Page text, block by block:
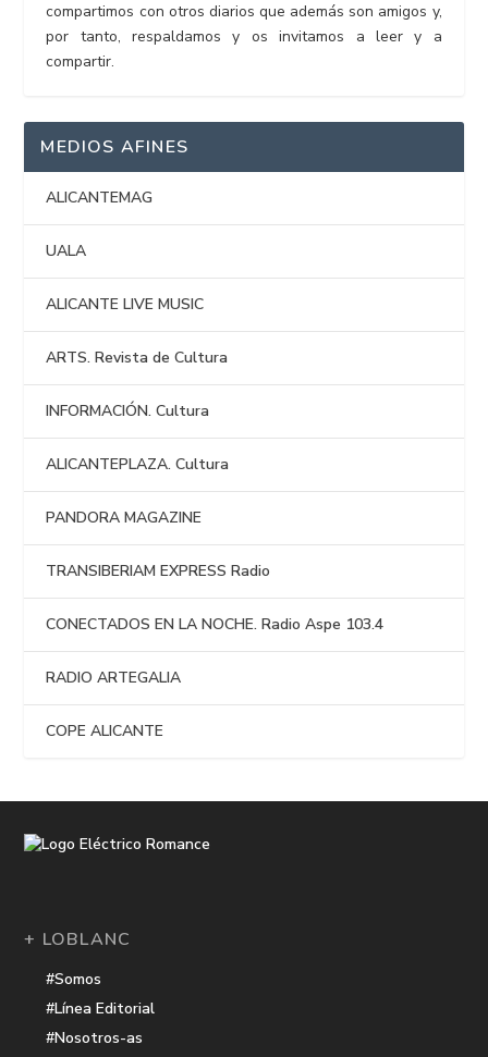
compartimos con otros diarios que además son amigos y,
por tanto, respaldamos y os invitamos a leer y a
compartir.
MEDIOS AFINES
ALICANTEMAG
UALA
ALICANTE LIVE MUSIC
ARTS. Revista de Cultura
INFORMACIÓN. Cultura
ALICANTEPLAZA. Cultura
PANDORA MAGAZINE
TRANSIBERIAM EXPRESS Radio
CONECTADOS EN LA NOCHE. Radio Aspe 103.4
RADIO ARTEGALIA
COPE ALICANTE
+ LOBLANC
#Somos
#Línea Editorial
#Nosotros-as